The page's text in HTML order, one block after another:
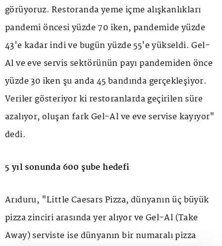
görüyoruz. Restoranda yeme içme alışkanlıkları
pandemi öncesi yüzde 70 iken, pandemide yüzde
43'e kadar indi ve bugün yüzde 55'e yükseldi. Gel-
Al ve eve servis sektörünün payı pandemiden önce
yüzde 30 iken şu anda 45 bandında gerçekleşiyor.
Veriler gösteriyor ki restoranlarda geçirilen süre
azalıyor, oluşan fark Gel-Al ve eve servise kayıyor"
dedi.
5 yıl sonunda 600 şube hedefi
Arıduru, "Little Caesars Pizza, dünyanın üç büyük
pizza zinciri arasında yer alıyor ve Gel-Al (Take
Away) serviste ise dünyanın bir numaralı pizza